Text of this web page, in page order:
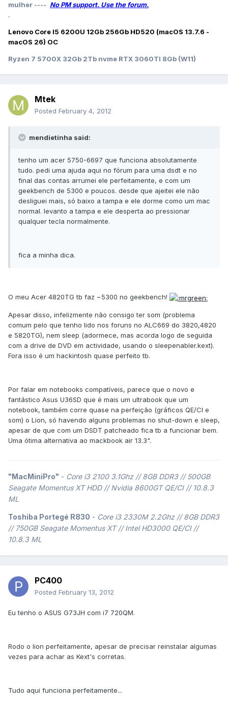
mulher ---- No PM support. Use the forum.
.
Lenovo Core I5 6200U 12Gb 256Gb HD520 (macOS 13.7.6 -
macOS 26) OC
Ryzen 7 5700X 32Gb 2Tb nvme RTX 3060TI 8Gb (W11)
Mtek
Posted February 4, 2012
mendietinha said:
tenho um acer 5750-6697 que funciona absolutamente
tudo. pedi uma ajuda aqui no fórum para uma dsdt e no
final das contas arrumei ele perfeitamente, e com um
geekbench de 5300 e poucos. desde que ajeitei ele não
desliguei mais, só baixo a tampa e ele dorme como um mac
normal. levanto a tampa e ele desperta ao pressionar
qualquer tecla normalmente.
fica a minha dica.
O meu Acer 4820TG tb faz ~5300 no geekbench!
Apesar disso, infelizmente não consigo ter som (problema
comum pelo que tenho lido nos foruns no ALC669 do 3820,4820
e 5820TG), nem sleep (adormece, mas acorda logo de seguida
com a drive de DVD em actividade, usando o sleepenabler.kext).
Fora isso é um hackintosh quase perfeito tb.
Por falar em notebooks compatíveis, parece que o novo e
fantástico Asus U36SD que é mais um ultrabook que um
notebook, também corre quase na perfeição (gráficos QE/CI e
som) o Lion, só havendo alguns problemas no shut-down e sleep,
apesar de que com um DSDT patcheado fica tb a funcionar bem.
Uma ótima alternativa ao mackbook air 13.3".
"MacMiniPro" - Core i3 2100 3.1Ghz // 8GB DDR3 // 500GB
Seagate Momentus XT HDD // Nvidia 8600GT QE/CI // 10.8.3
ML
Toshiba Portegé R830 - Core i3 2330M 2.2Ghz // 8GB DDR3
// 750GB Seagate Momentus XT // Intel HD3000 QE/CI //
10.8.3 ML
PC400
Posted February 13, 2012
Eu tenho o ASUS G73JH com i7 720QM.
Rodo o lion perfeitamente, apesar de precisar reinstalar algumas
vezes para achar as Kext's corretas.
Tudo aqui funciona perfeitamente...